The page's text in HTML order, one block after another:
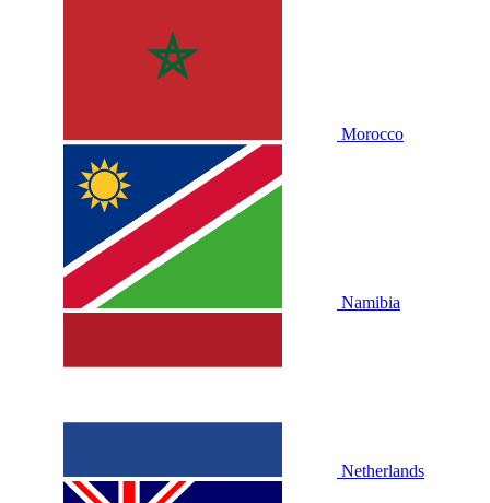
Morocco
Namibia
Netherlands